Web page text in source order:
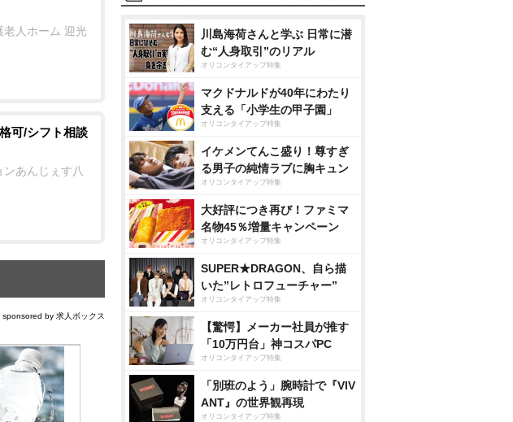
老人ホーム 迎光
可/シフト相談
あんじぇす八
sponsored by 求人ボックス
川島海荷さんと学ぶ 日常に潜
む“人身取引”のリアル
オリコンタイアップ特集
マクドナルドが40年にわたり
支える「小学生の甲子園」
オリコンタイアップ特集
イケメンてんこ盛り！尊すぎ
る男子の純情ラブに胸キュン
オリコンタイアップ特集
大好評につき再び！ファミマ
名物45％増量キャンペーン
オリコンタイアップ特集
SUPER★DRAGON、自ら描
いた”レトロフューチャー”
オリコンタイアップ特集
【驚愕】メーカー社員が推す
「10万円台」神コスパPC
オリコンタイアップ特集
「別班のよう」腕時計で『VIV
ANT』の世界観再現
オリコンタイアップ特集